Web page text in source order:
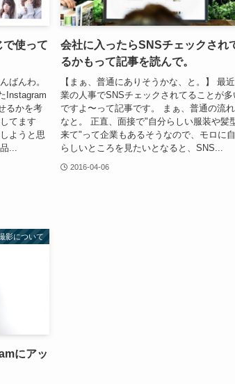
で使って
ばんわ。
Instagram
るかを考
てます
ようと思
...
会社に入ったらSNSチェックされ
るかもって記事を読んで。
【まぁ、普通にありそうかな、と。】 最
業の人事でSNSチェックされてることが多
ですよ〜って記事です。 まぁ、普通の流
なと。 正直、面接で"自分らしい服装や髪
来て"って企業もあるそうなので、モロに
らしいところを見たいとなると、SNS...
2016-04-06
影について
にアッ